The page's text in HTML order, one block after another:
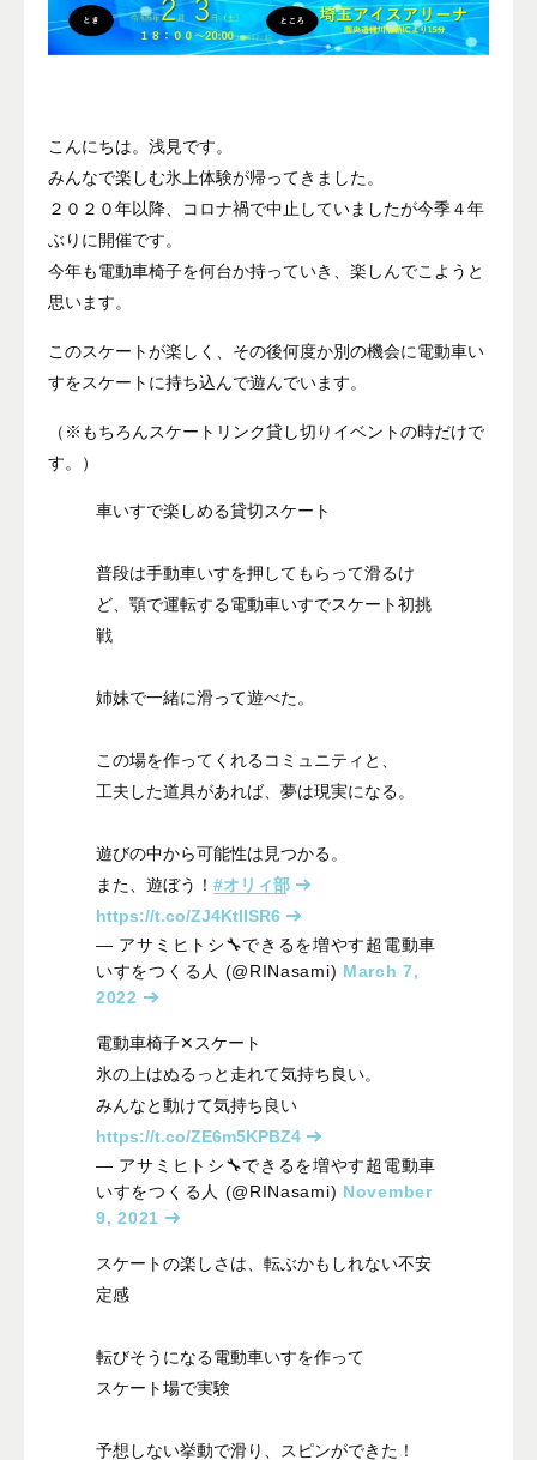
042-391-3328
営業時間
平日10：00 - 18：00
（土曜・日曜・祝日除く）
こんにちは。浅見です。
みんなで楽しむ氷上体験が帰ってきました。
２０２０年以降、コロナ禍で中止していましたが今季４年
ぶりに開催です。
今年も電動車椅子を何台か持っていき、楽しんでこようと
思います。
このスケートが楽しく、その後何度か別の機会に電動車い
すをスケートに持ち込んで遊んでいます。
（※もちろんスケートリンク貸し切りイベントの時だけで
す。）
車いすで楽しめる貸切スケート
普段は手動車いすを押してもらって滑るけ
ど、顎で運転する電動車いすでスケート初挑
戦
姉妹で一緒に滑って遊べた。
この場を作ってくれるコミュニティと、
工夫した道具があれば、夢は現実になる。
遊びの中から可能性は見つかる。
また、遊ぼう！ #オリィ部
https://t.co/ZJ4KtIISR6
— アサミヒトシ🔧できるを増やす超電動車
いすをつくる人 (@RINasami) March 7,
2022
電動車椅子✕スケート
氷の上はぬるっと走れて気持ち良い。
みんなと動けて気持ち良い
https://t.co/ZE6m5KPBZ4
— アサミヒトシ🔧できるを増やす超電動車
いすをつくる人 (@RINasami) November
9, 2021
スケートの楽しさは、転ぶかもしれない不安
定感
転びそうになる電動車いすを作って
スケート場で実験
予想しない挙動で滑り、スピンができた！